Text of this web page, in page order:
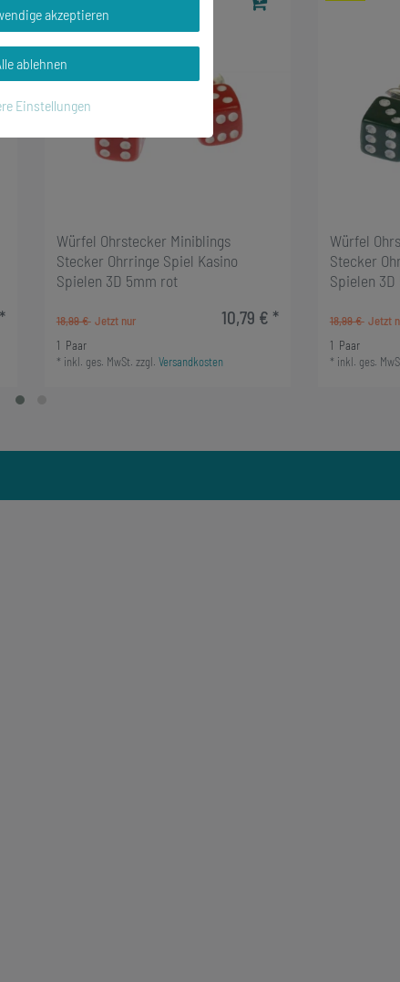
Würfel Ohrstecker Miniblings
Stecker Ohrringe Spiel Kasino
Spielen 3D 5mm rot
18,99 € 10,79 € *
1 Paar
* inkl. ges. MwSt. zzgl. Versandkosten
Würfel
Stecker
Spielen
18,99 €
1 Paar
* inkl. ges.
akzeptieren
ablehnen
Einstellungen